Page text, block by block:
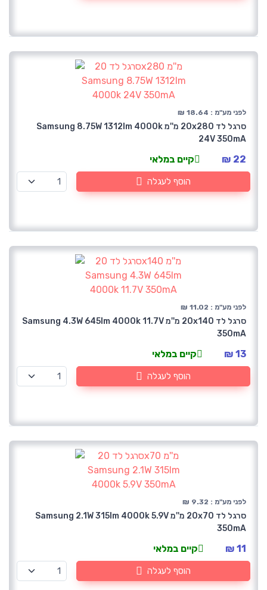
לפני מע"מ : 18.64 ₪
סרגל לד 20x280 מ''מ Samsung 8.75W 1312lm 4000k
24V 350mA
22 ₪ קיים במלאי
הוסף לעגלה
לפני מע"מ : 11.02 ₪
סרגל לד 20x140 מ''מ Samsung 4.3W 645lm 4000k 11.7V
350mA
13 ₪ קיים במלאי
הוסף לעגלה
לפני מע"מ : 9.32 ₪
סרגל לד 20x70 מ''מ Samsung 2.1W 315lm 4000k 5.9V
350mA
11 ₪ קיים במלאי
הוסף לעגלה